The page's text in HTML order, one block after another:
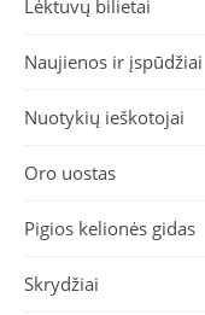
Lėktuvų bilietai
Naujienos ir įspūdžiai
Nuotykių ieškotojai
Oro uostas
Pigios kelionės gidas
Skrydžiai